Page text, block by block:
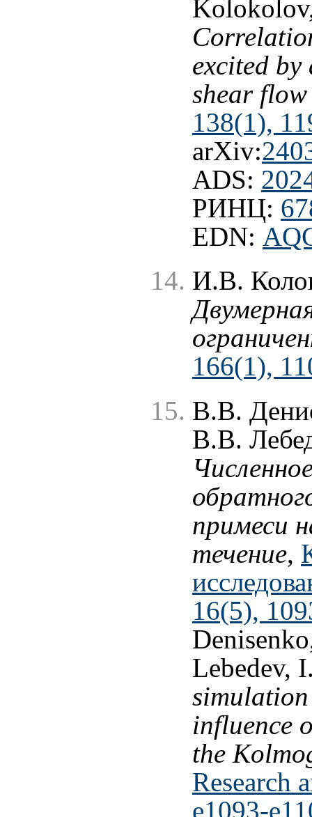
excited
shear
138(1),
arXiv:
ADS:
РИНЦ:
EDN:
И.В.
166(1),
В.В.
В.В.
примеси
течение,
16(5),
Lebedev,
influence
the
Research
e1093-